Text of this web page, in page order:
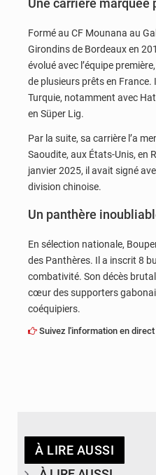
Formé au CF Mounana au
Girondins de Bordeaux en
évolué avec l’équipe
de plusieurs prêts en France.
Turquie, notamment avec
en Süper Lig.
Par la suite, sa carrière l’a
Saoudite, aux États-Unis, en
janvier 2025, il avait signé
division chinoise.
Un panthère
En sélection nationale,
des Panthères. Il a inscrit 8
combativité. Son décès
cœur des supporters
coéquipiers.
Suivez l'information en
À LIRE AUSSI